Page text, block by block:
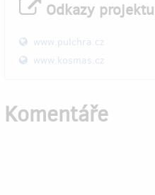
Odkazy projektu
www.pulchra.cz
www.kosmas.cz
Komentáře